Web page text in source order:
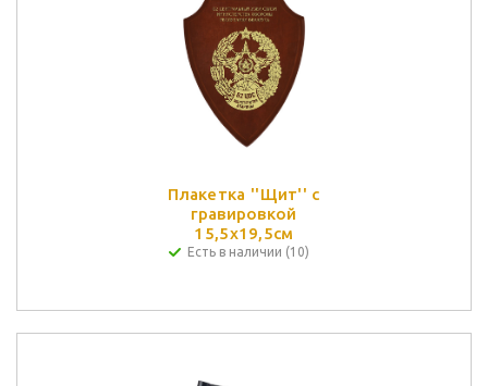
Плакетка ''Щит'' с
гравировкой
15,5х19,5см
Есть в наличии (10)